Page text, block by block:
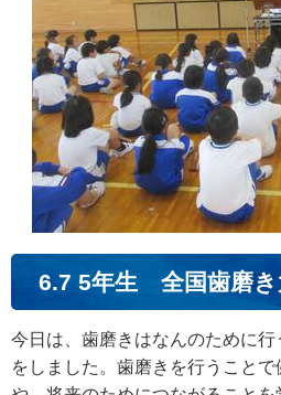
6.7 5年生 全国歯磨き
今日は、歯磨きはなんのために
をしました。歯磨きを行うこと